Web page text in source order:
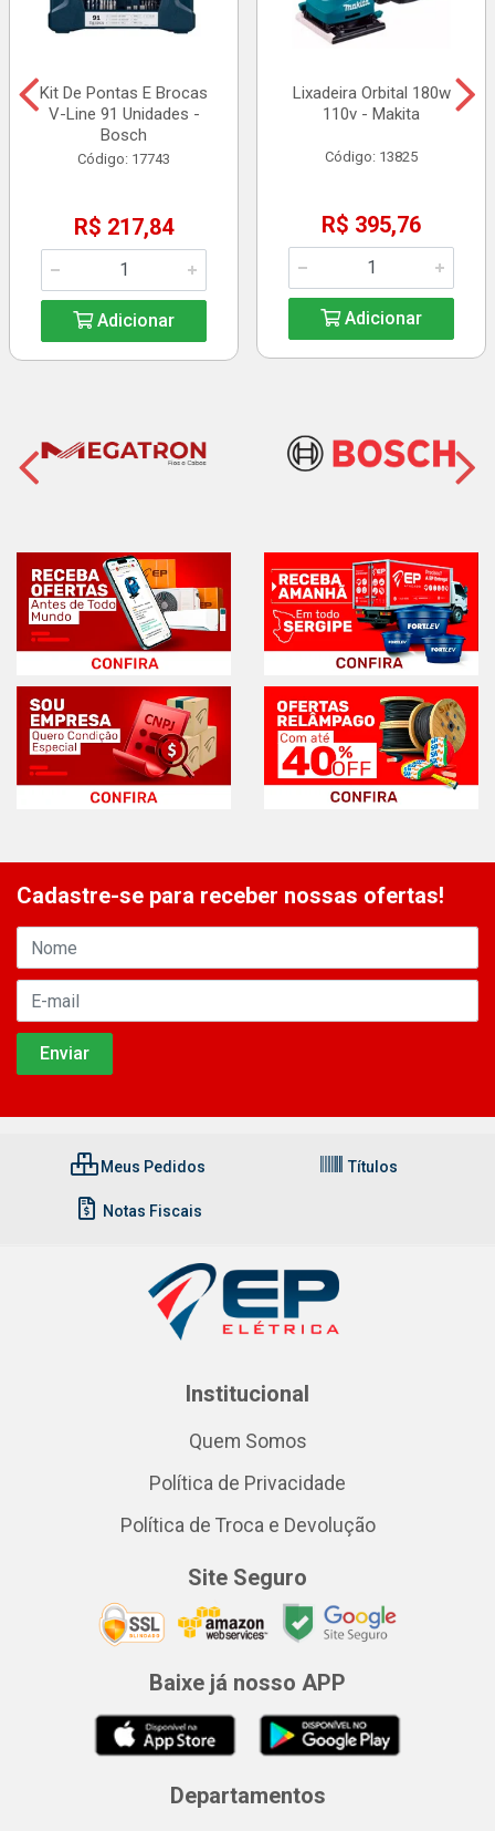
Kit De Pontas E Brocas
V-Line 91 Unidades -
Bosch
Código: 17743
R$ 217,84
Adicionar
Lixadeira Orbital 180w
110v - Makita
Código: 13825
R$ 395,76
Adicionar
Cadastre-se para receber nossas ofertas!
Meus Pedidos Títulos
Notas Fiscais
Institucional
Quem Somos
Política de Privacidade
Política de Troca e Devolução
Site Seguro
Baixe já nosso APP
Departamentos